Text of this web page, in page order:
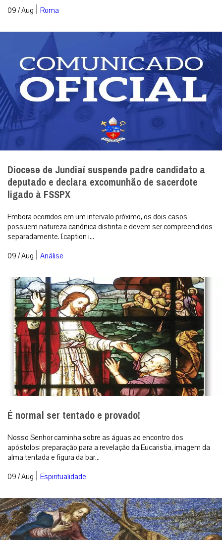
09 / Aug | Roma
Diocese de Jundiaí suspende padre candidato a
deputado e declara excomunhão de sacerdote
ligado à FSSPX
Embora ocorridos em um intervalo próximo, os dois casos
possuem natureza canônica distinta e devem ser compreendidos
separadamente. [caption i...
09 / Aug | Análise
É normal ser tentado e provado!
Nosso Senhor caminha sobre as águas ao encontro dos
apóstolos: preparação para a revelação da Eucaristia, imagem da
alma tentada e figura da bar...
09 / Aug | Espiritualidade